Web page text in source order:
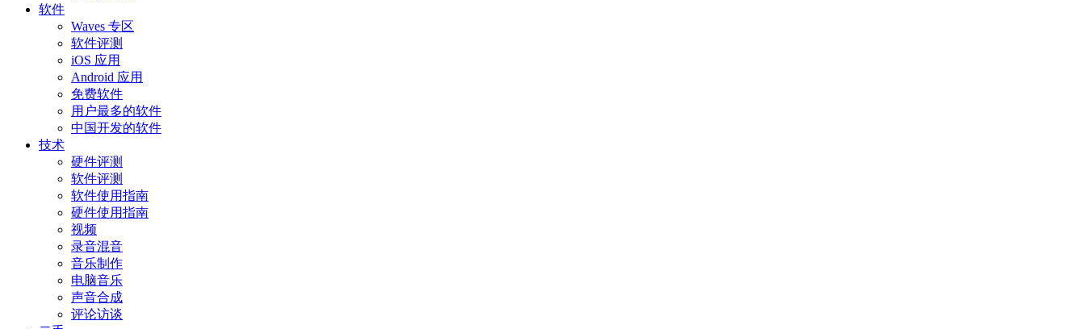
软件
Waves 专区
软件评测
iOS 应用
Android 应用
免费软件
用户最多的软件
中国开发的软件
技术
硬件评测
软件评测
软件使用指南
硬件使用指南
视频
录音混音
音乐制作
电脑音乐
声音合成
评论访谈